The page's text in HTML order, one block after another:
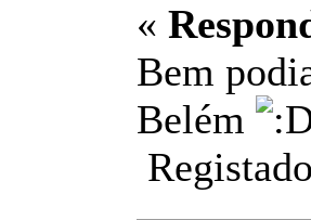
«
Bem
Belém
Registado